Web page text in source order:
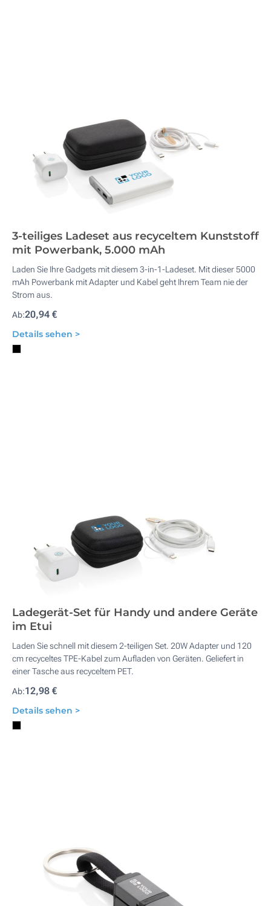
3-teiliges Ladeset aus recyceltem Kunststoff
mit Powerbank, 5.000 mAh
Laden Sie Ihre Gadgets mit diesem 3-in-1-Ladeset. Mit dieser 5000
mAh Powerbank mit Adapter und Kabel geht Ihrem Team nie der
Strom aus.
Ab:20,94 €
Details sehen >
Ladegerät-Set für Handy und andere Geräte
im Etui
Laden Sie schnell mit diesem 2-teiligen Set. 20W Adapter und 120
cm recyceltes TPE-Kabel zum Aufladen von Geräten. Geliefert in
einer Tasche aus recyceltem PET.
Ab:12,98 €
Details sehen >